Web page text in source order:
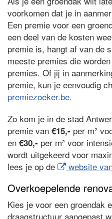
voorkomen dat je in
Een premie voor een
een deel van de kosten
premie is, hangt af van de
meeste premies die
premies. Of jij in
premie, kun je eenvoudig
premiezoeker.be.
Zo kom je in de stad
premie van €15,- per m²
en €30,- per m² voor
wordt uitgekeerd voor
lees je op de
website
Overkoepelende
Kies je voor een groendak
draagstructuur aangepast